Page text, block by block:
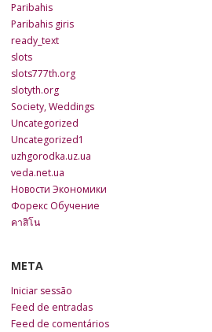
Paribahis
Paribahis giris
ready_text
slots
slots777th.org
slotyth.org
Society, Weddings
Uncategorized
Uncategorized1
uzhgorodka.uz.ua
veda.net.ua
Новости Экономики
Форекс Обучение
คาสิโน
META
Iniciar sessão
Feed de entradas
Feed de comentários